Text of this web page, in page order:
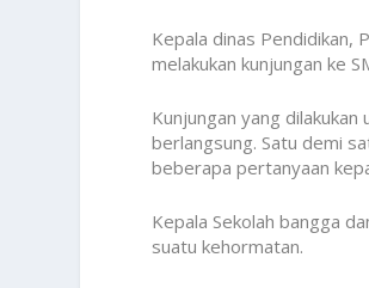
Kepala dinas Pendidikan,
melakukan kunjungan ke
Kunjungan yang
berlangsung. Satu demi
beberapa pertanyaan
Kepala Sekolah bangga
suatu kehormatan.